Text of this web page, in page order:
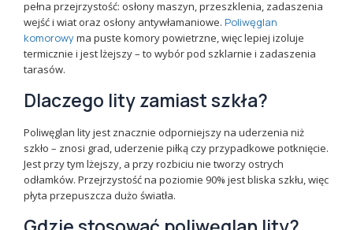
pełna przejrzystość: osłony maszyn, przeszklenia, zadaszenia
wejść i wiat oraz osłony antywłamaniowe. Poliwęglan
komorowyma puste komory powietrzne, więc lepiej izoluje
termicznie i jest lżejszy – to wybór pod szklarnie i zadaszenia
tarasów.
Dlaczego lity zamiast szkła?
Poliwęglan lity jest znacznie odporniejszy na uderzenia niż
szkło – znosi grad, uderzenie piłką czy przypadkowe potknięcie.
Jest przy tym lżejszy, a przy rozbiciu nie tworzy ostrych
odłamków. Przejrzystość na poziomie 90% jest bliska szkłu, więc
płyta przepuszcza dużo światła.